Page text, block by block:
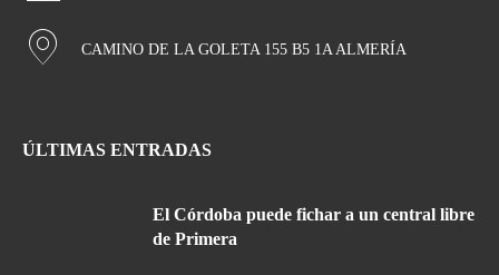
CAMINO DE LA GOLETA 155 B5 1A ALMERÍA
ÚLTIMAS ENTRADAS
El Córdoba puede fichar a un central libre
de Primera